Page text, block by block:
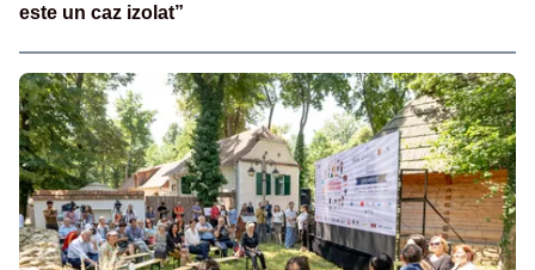
este un caz izolat”